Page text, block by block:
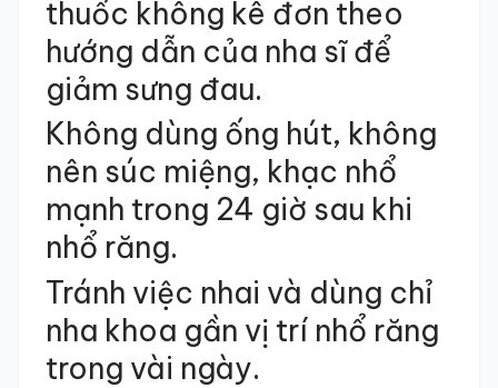
thuốc không kê đơn theo
hướng dẫn của nha sĩ để
giảm sưng đau.
Không dùng ống hút, không
nên súc miệng, khạc nhổ
mạnh trong 24 giờ sau khi
nhổ răng.
Tránh việc nhai và dùng chỉ
nha khoa gần vị trí nhổ răng
trong vài ngày.